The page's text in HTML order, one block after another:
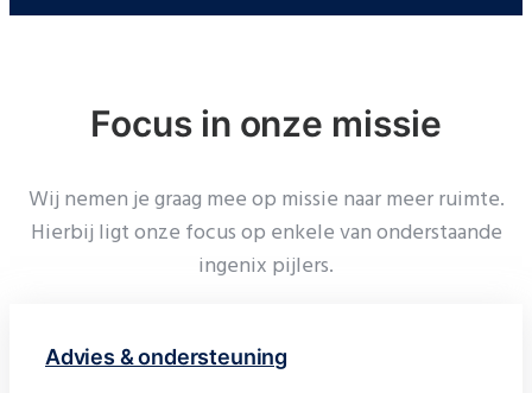
Focus in onze missie
Wij nemen je graag mee op missie naar meer ruimte.
Hierbij ligt onze focus op enkele van onderstaande
ingenix pijlers.
Advies & ondersteuning